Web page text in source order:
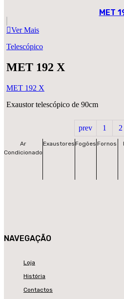
MET
Ver Mais
Telescópico
MET 192 X
MET 192 X
Exaustor telescópico de 90cm
prev 1 2
Ar
Condicionado
ExaustoresFogões Fornos
NAVEGAÇÃO
Loja
História
Contactos